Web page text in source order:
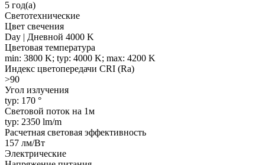
5 год(а)
Светотехнические
Цвет свечения
Day | Дневной 4000 K
Цветовая температура
min: 3800 K; typ: 4000 K; max: 4200 K
Индекс цветопередачи CRI (Ra)
>90
Угол излучения
typ: 170 °
Световой поток на 1м
typ: 2350 lm/m
Расчетная световая эффективность
157 лм/Вт
Электрические